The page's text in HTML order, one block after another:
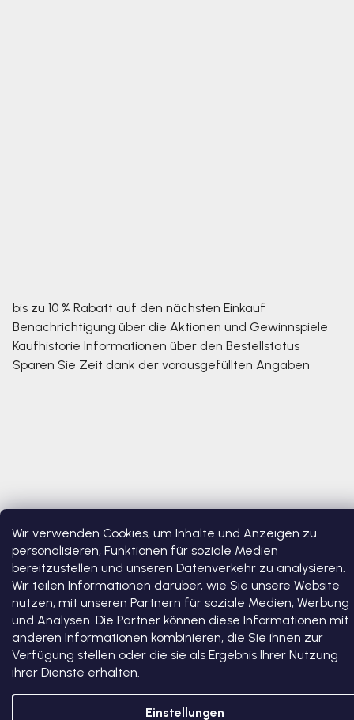
Wir verwenden Cookies, um Inhalte und Anzeigen zu
personalisieren, Funktionen für soziale Medien
bereitzustellen und unseren Datenverkehr zu analysieren.
Wir teilen Informationen darüber, wie Sie unsere Website
nutzen, mit unseren Partnern für soziale Medien, Werbung
und Analysen. Die Partner können diese Informationen mit
anderen Informationen kombinieren, die Sie ihnen zur
Verfügung stellen oder die sie als Ergebnis Ihrer Nutzung
ihrer Dienste erhalten.
Einstellungen
bis zu 10 % Rabatt auf den nächsten Einkauf
Benachrichtigung über die Aktionen und Gewinnspiele
Kaufhistorie Informationen über den Bestellstatus
Sparen Sie Zeit dank der vorausgefüllten Angaben
Erstellt von Shoptet Premium
Copyright 2026Bosono. Alle Rechte vorbehalten. Cookie-
Einstellungen ändern